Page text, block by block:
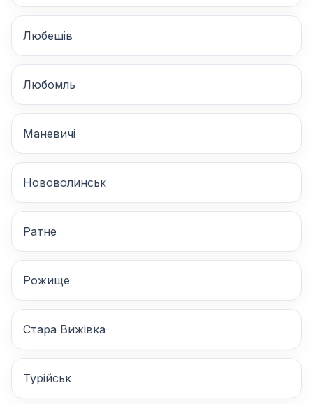
Любешів
Любомль
Маневичі
Нововолинськ
Ратне
Рожище
Стара Вижівка
Турійськ